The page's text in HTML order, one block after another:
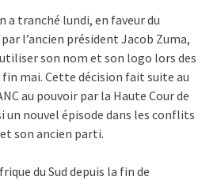
a tranché lundi, en faveur du
l’ancien président Jacob Zuma,
son nom et son logo lors des
mai. Cette décision fait suite au
au pouvoir par la Haute Cour de
un nouvel épisode dans les conflits
son ancien parti.
du Sud depuis la fin de